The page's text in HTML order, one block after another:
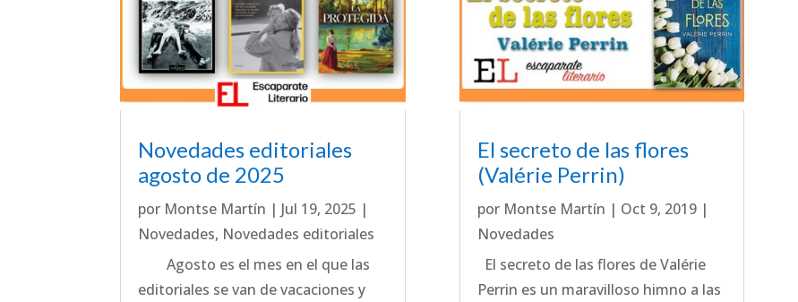
Novedades editoriales
agosto de 2025
por Montse Martín | Jul 19, 2025 |
Novedades, Novedades editoriales
Agosto es el mes en el que las
editoriales se van de vacaciones y
El secreto de las flores
(Valérie Perrin)
por Montse Martín | Oct 9, 2019|
Novedades
El secreto de las flores de Valérie
Perrin es un maravilloso himno a las